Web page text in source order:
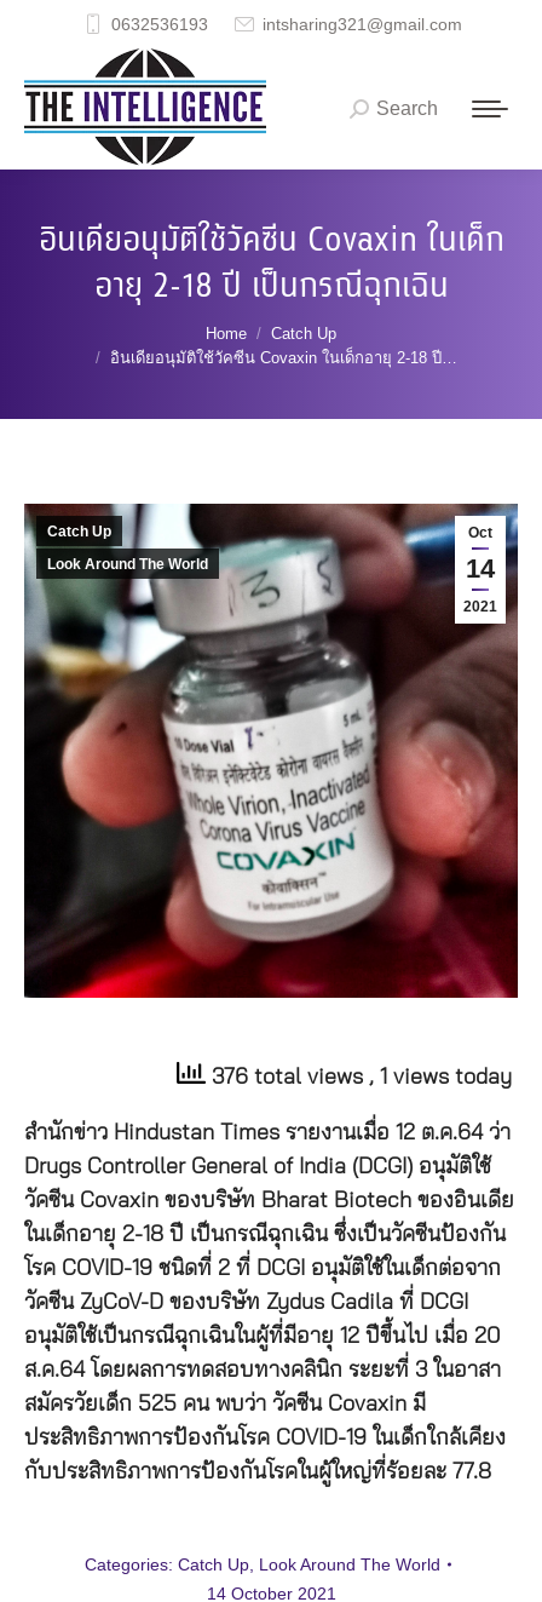
0632536193 intsharing321@gmail.com
Search:
Search
อินเดียอนุมัติใช้วัคซีน Covaxin ในเด็ก
อายุ 2-18 ปี เป็นกรณีฉุกเฉิน
Home
Catch Up
อินเดียอนุมัติใช้วัคซีน Covaxin ในเด็กอายุ 2-18 ปี…
Oct
14
2021
Catch Up
Look Around The World
376 total views , 1 views today
สำนักข่าว Hindustan Times รายงานเมื่อ 12 ต.ค.64 ว่า
Drugs Controller General of India (DCGI) อนุมัติใช้
วัคซีน Covaxin ของบริษัท Bharat Biotech ของอินเดีย
ในเด็กอายุ 2-18 ปี เป็นกรณีฉุกเฉิน ซึ่งเป็นวัคซีนป้องกัน
โรค COVID-19 ชนิดที่ 2 ที่ DCGI อนุมัติใช้ในเด็กต่อจาก
วัคซีน ZyCoV-D ของบริษัท Zydus Cadila ที่ DCGI
อนุมัติใช้เป็นกรณีฉุกเฉินในผู้ที่มีอายุ 12 ปีขึ้นไป เมื่อ 20
ส.ค.64 โดยผลการทดสอบทางคลินิก ระยะที่ 3 ในอาสา
สมัครวัยเด็ก 525 คน พบว่า วัคซีน Covaxin มี
ประสิทธิภาพการป้องกันโรค COVID-19 ในเด็กใกล้เคียง
กับประสิทธิภาพการป้องกันโรคในผู้ใหญ่ที่ร้อยละ 77.8
Categories: Catch Up, Look Around The World
14 October 2021